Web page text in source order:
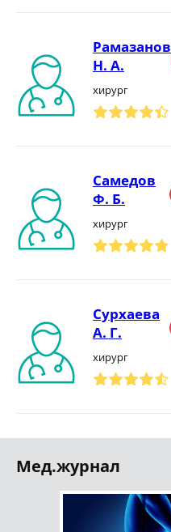
Рамазанов
Н. А.
хирург
Самедов
Ф. Б.
хирург
Сурхаева
А. Г.
хирург
Мед.журнал